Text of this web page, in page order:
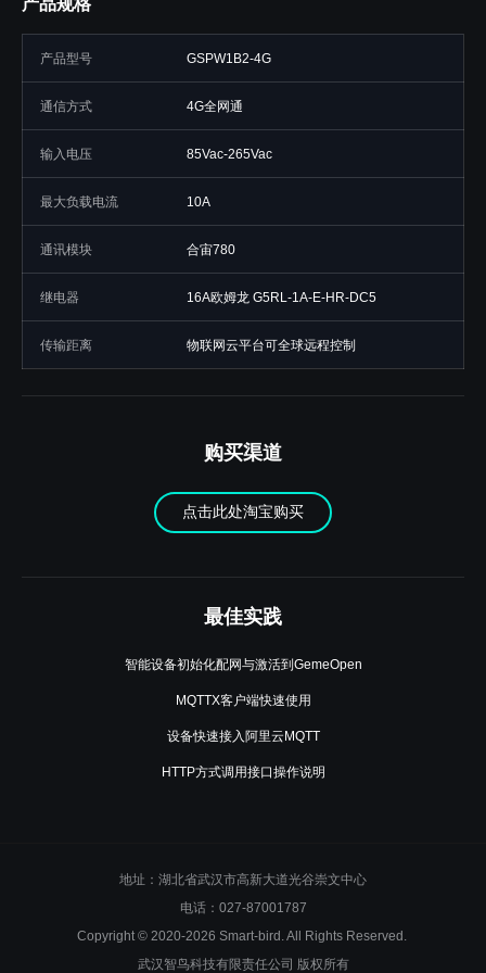
产品规格
产品型号 GSPW1B2-4G
通信方式 4G全网通
输入电压 85Vac-265Vac
最大负载电流 10A
通讯模块 合宙780
继电器 16A欧姆龙 G5RL-1A-E-HR-DC5
传输距离 物联网云平台可全球远程控制
购买渠道
点击此处淘宝购买
最佳实践
智能设备初始化配网与激活到GemeOpen
MQTTX客户端快速使用
设备快速接入阿里云MQTT
HTTP方式调用接口操作说明
地址：湖北省武汉市高新大道光谷崇文中心
电话：027-87001787
Copyright © 2020-2026 Smart-bird. All Rights Reserved.
武汉智鸟科技有限责任公司 版权所有